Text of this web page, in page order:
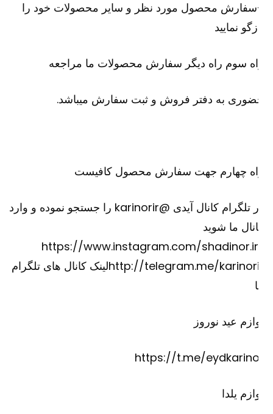
محصول مورد نظر و سایر محصولات خود را
نمایید
سوم راه دیگر سفارش محصولات ما مراجعه
به دفتر فروش و ثبت سفارش میباشد.
چهارم جهت سفارش محصول کافیست
در تلگرام کانال آیدی @karinorir را جستجو نموده و وارد
ما شوید
https://www.instagram.com/
http://telegram.me/karinorirلینک کانال های تلگرام
عید نوروز
https://t.me/
یلدا